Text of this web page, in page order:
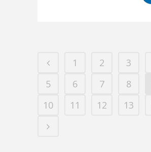
1 2 3
5
6 7 8
10
11 12 13